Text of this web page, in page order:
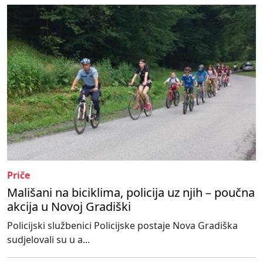
Priče
Mališani na biciklima, policija uz njih – poučna
akcija u Novoj Gradiški
Policijski službenici Policijske postaje Nova Gradiška
sudjelovali su u a...